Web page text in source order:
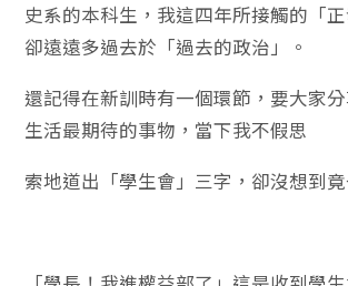
史系的本科生，我這四年所接觸的「正
卻遠遠多過去於「過去的政治」。
還記得在新訓時有一個環節，要大家
生活最期待的事物，當下我不假思
索地道出「學生會」三字，卻沒想到